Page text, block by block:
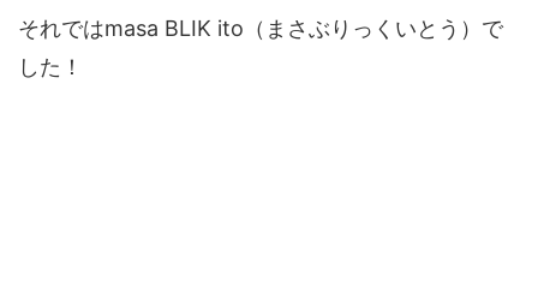
それではmasa BLIK ito（まさぶりっくいとう）で
した！